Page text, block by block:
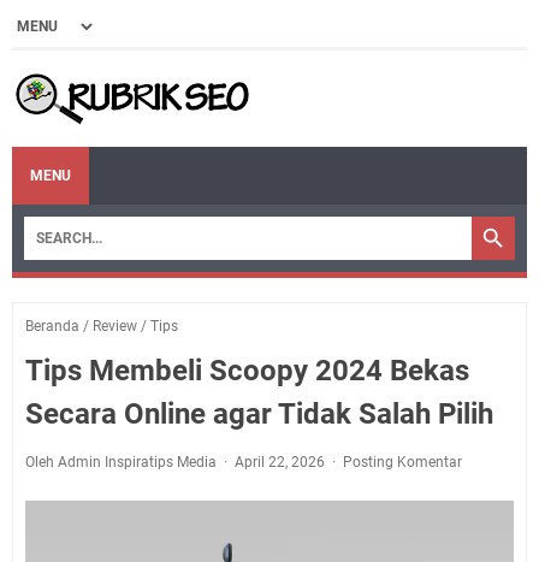
MENU
Beranda / Review / Tips
Tips Membeli Scoopy 2024 Bekas
Secara Online agar Tidak Salah Pilih
Oleh Admin Inspiratips Media April 22, 2026 Posting Komentar